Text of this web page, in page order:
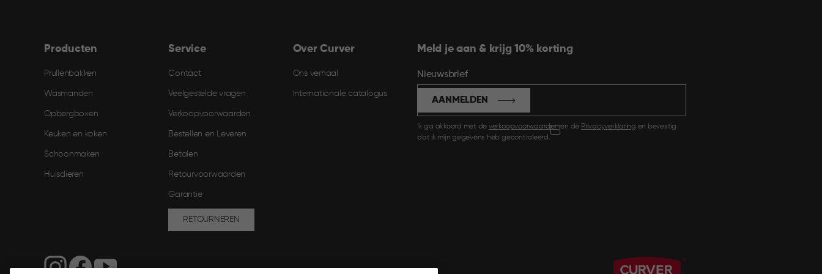
Producten
Prullenbakken
Wasmanden
Opbergboxen
Keuken en koken
Schoonmaken
Huisdieren
Service
Contact
Veelgestelde vragen
Verkoopvoorwaarden
Bestellen en Leveren​
Betalen
Retourvoorwaarden
Garantie
RETOURNEREN
Over Curver
Ons verhaal
Internationale catalogus
Meld je aan & krijg 10% korting
Nieuwsbrief
Ik ga akkoord met de verkoopvoorwaardenen de Privacyverklaring en bevestig
dat ik mijn gegevens heb gecontroleerd.
AANMELDEN